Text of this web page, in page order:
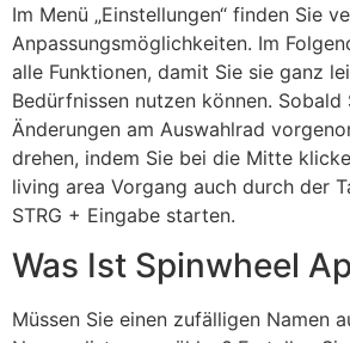
Im Menü „Einstellungen“ finden Sie
Anpassungsmöglichkeiten. Im
alle Funktionen, damit Sie sie ganz
Bedürfnissen nutzen können. Sobald
Änderungen am Auswahlrad
drehen, indem Sie bei die Mitte
living area Vorgang auch durch der
STRG + Eingabe starten.
Was Ist Spinwheel
Müssen Sie einen zufälligen Namen